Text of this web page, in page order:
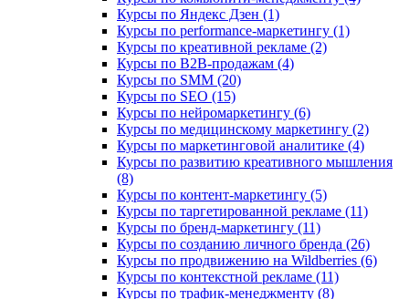
Курсы по Яндекс Дзен (1)
Курсы по performance-маркетингу (1)
Курсы по креативной рекламе (2)
Курсы по B2B-продажам (4)
Курсы по SMM (20)
Курсы по SEO (15)
Курсы по нейромаркетингу (6)
Курсы по медицинскому маркетингу (2)
Курсы по маркетинговой аналитике (4)
Курсы по развитию креативного мышления
(8)
Курсы по контент-маркетингу (5)
Курсы по таргетированной рекламе (11)
Курсы по бренд-маркетингу (11)
Курсы по созданию личного бренда (26)
Курсы по продвижению на Wildberries (6)
Курсы по контекстной рекламе (11)
Курсы по трафик-менеджменту (8)